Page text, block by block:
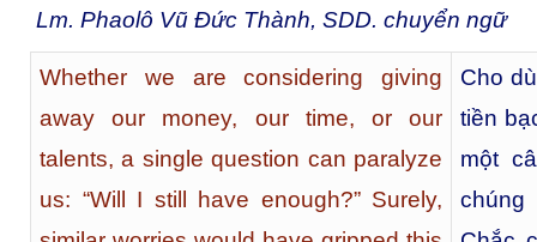
Lm. Phaolô Vũ Đức Thành, SDD. chuyển ngữ
Whether we are considering giving
away our money, our time, or our
talents, a single question can paralyze
us: “Will I still have enough?” Surely,
Cho
tiền
một
chúng